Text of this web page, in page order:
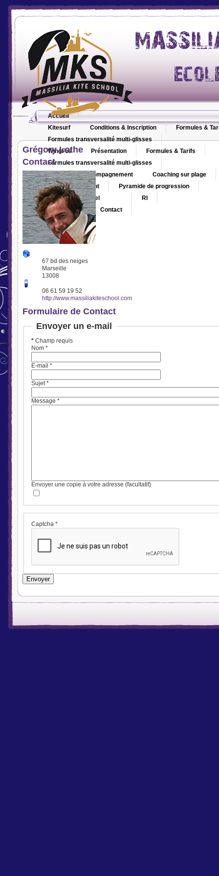
Accueil
Kitesurf
Conditions & Inscription
Formules &
Formules transversalité multi-glisses
WingFoil
Présentation
Formules & Tarifs
Formules transversalité multi-glisses
Coaching & Accompagnement
Coaching sur plage
Accompagnement
Pyramide de progression
Espace relationnel
Partenaires
Contact
RI
Grégory Lothe
Contact
67 bd des neiges
Marseille
13008
06 61 59 19 52
http://www.massiliakiteschool.com
Formulaire de Contact
Envoyer un e-mail
* Champ requis
Nom *
E-mail *
Sujet*
Message *
Envoyer une copie à votre adresse (facultatif)
Captcha *
Envoyer